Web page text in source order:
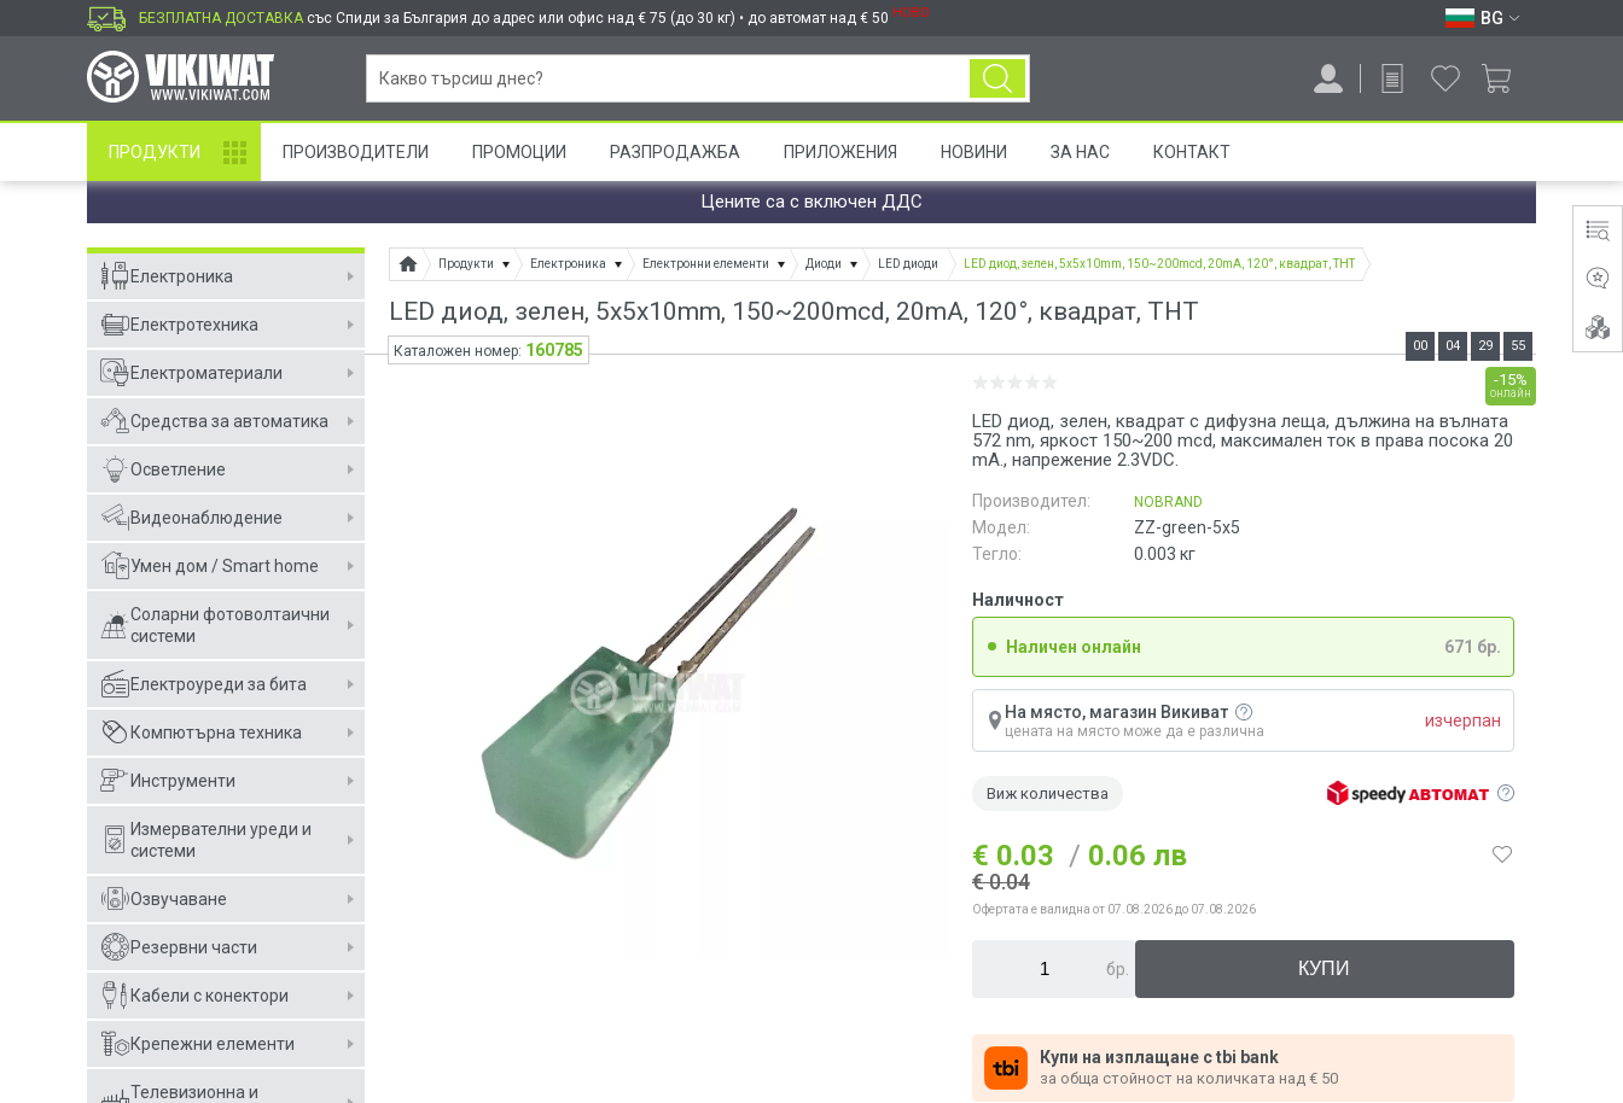
БЕЗПЛАТНА ДОСТАВКА със Спиди за България до адрес или офис над € 75 (до 30 кг) • до автомат над € 50 НОВО BG
ПРОДУКТИ ПРОИЗВОДИТЕЛИ ПРОМОЦИИ РАЗПРОДАЖБА ПРИЛОЖЕНИЯ НОВИНИ ЗА НАС КОНТАКТ
Цените са с включен ДДС
Електроника
Електротехника
Електроматериали
Средства за автоматика
Осветление
Видеонаблюдение
Умен дом / Smart home
Соларни фотоволтаични
системи
Електроуреди за бита
Компютърна техника
Инструменти
Измервателни уреди и
системи
Озвучаване
Резервни части
Кабели с конектори
Крепежни елементи
Телевизионна и
Продукти Електроника Електронни елементи Диоди LED диоди LED диод, зелен, 5x5x10mm, 150~200mcd, 20mA, 120°, квадрат, THT
LED диод, зелен, 5x5x10mm, 150~200mcd, 20mA, 120°, квадрат, THT
LED диод, зелен, квадрат с дифузна леща, дължина на вълната
572 nm, яркост 150~200 mcd, максимален ток в права посока 20
mA., напрежение 2.3VDC.
Производител: NOBRAND
Модел:
ZZ-green-5x5
Тегло:
0.003 кг
Наличност
Наличен онлайн 671 бр.
На място, магазин Викиват
цената на място може да е различна
изчерпан
Виж количества
-15%
онлайн
00 04 29 54
€ 0.03 / 0.06 лв
€ 0.04
Офертата е валидна от 07.08.2026 до 07.08.2026
бр.
Купи на изплащане с tbi bank
за обща стойност на количката над € 50
Каталожен номер: 160785